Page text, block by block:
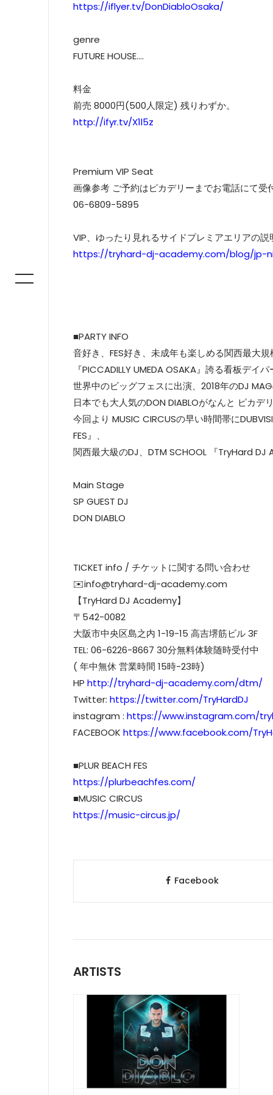
https://iflyer.tv/DonDiabloOsaka/
genre
FUTURE HOUSE....
料金
前売 8000円(500人限定) 残りわずか。
http://ifyr.tv/X1l5z
Premium VIP Seat
画像参考 ご予約はピカデリーまでお電話にて受
06-6809-5895
VIP、ゆったり見れるサイドプレミアエリアの説
https://tryhard-dj-academy.com/blog/jp-
■PARTY INFO
音好き、FES好き、未成年も楽しめる関西最大規
『PICCADILLY UMEDA OSAKA』誇る看板デイ
世界中のビッグフェスに出演、2018年のDJ
日本でも大人気のDON DIABLOがなんと ピカ
今回より MUSIC CIRCUSの早い時間帯に
FES』、
関西最大級のDJ、DTM SCHOOL 『TryHard
Main Stage
SP GUEST DJ
DON DIABLO
TICKET info / チケットに関する問い合わせ
✉️info@tryhard-dj-academy.com
【TryHard DJ Academy】
〒542-0082
大阪市中央区島之内 1-19-15 高吉堺筋ビル 3F
TEL: 06-6226-8667 30分無料体験随時受付中
( 年中無休 営業時間 15時-23時)
HP http://tryhard-dj-academy.com/dtm/
Twitter: https://twitter.com/TryHardDJ
instagram : https://www.instagram.com/
FACEBOOK https://www.facebook.com/
■PLUR BEACH FES
https://plurbeachfes.com/
■MUSIC CIRCUS
https://music-circus.jp/
Facebook
ARTISTS